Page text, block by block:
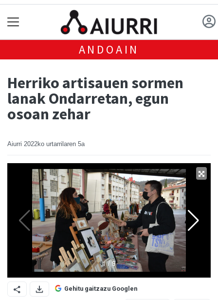
ANDOAIN
Herriko artisauen sormen
lanak Ondarretan, egun
osoan zehar
Aiurri 2022ko urtarrilaren 5a
Gehitu gaitzazu Googlen